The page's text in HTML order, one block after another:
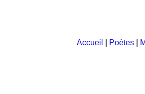
Accueil Poètes|